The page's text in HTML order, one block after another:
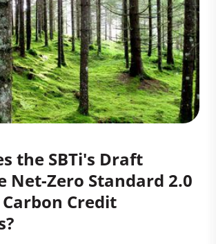
the SBTi's Draft
Net-Zero Standard 2.0
Credit